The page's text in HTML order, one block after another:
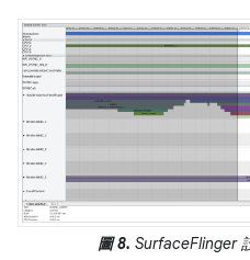
圖 8. SurfaceFlinger